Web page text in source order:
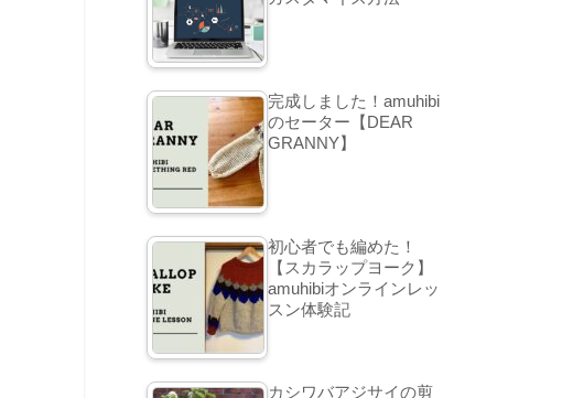
完成しました！amuhibi
のセーター【DEAR
GRANNY】
初心者でも編めた！
【スカラップヨーク】
amuhibiオンラインレッ
スン体験記
カシワバアジサイの剪